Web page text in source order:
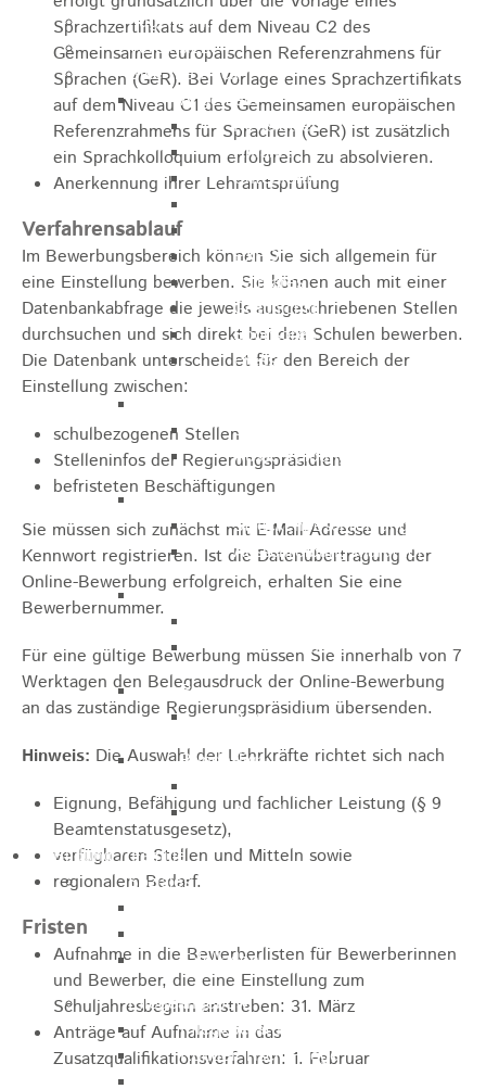
Kugelmarkt
Vereinsleben
Bike the Rock
Allgemein
Newsletter
Anfahrt
Unterkunft
EXPO
Palmares
Geschichte
Sponsoren
Presse
Streckenbeschreibung
Ausschreibung
Marathon
Streckenbeschreibung
Ausschreibung Marathon
Enduro
Ausschreibung
Pumptrack
Ausschreibung
Bundesliga
Ausschreibung
Bildung / Familie
Soziales
Tafelladen
Pflegeangebote
Pflegeberatung
Runder Tisch Pflege
Sprachzertifikats auf dem Niveau C2 des
Gemeinsamen europäischen Referenzrahmens für
Sprachen (GeR). Bei Vorlage eines Sprachzertifikats
auf dem Niveau C1 des Gemeinsamen europäischen
Referenzrahmens für Sprachen (GeR) ist zusätzlich
ein Sprachkolloquium erfolgreich zu absolvieren.
Anerkennung ihrer Lehramtsprüfung
Verfahrensablauf
Im Bewerbungsbereich können Sie sich allgemein für
eine Einstellung bewerben. Sie können auch mit einer
Datenbankabfrage die jeweils ausgeschriebenen Stellen
durchsuchen und sich direkt bei den Schulen bewerben.
Die Datenbank unterscheidet für den Bereich der
Einstellung zwischen:
schulbezogenen Stellen
Stelleninfos der Regierungspräsidien
befristeten Beschäftigungen
Sie müssen sich zunächst mit E-Mail-Adresse und
Kennwort registrieren. Ist die Datenübertragung der
Online-Bewerbung erfolgreich, erhalten Sie eine
Bewerbernummer.
Für eine gültige Bewerbung müssen Sie innerhalb von 7
Werktagen den Belegausdruck der Online-Bewerbung
an das zuständige Regierungspräsidium übersenden.
Hinweis: Die Auswahl der Lehrkräfte richtet sich nach
Eignung, Befähigung und fachlicher Leistung (§ 9
Beamtenstatusgesetz),
verfügbaren Stellen und Mitteln sowie
regionalem Bedarf.
Fristen
Aufnahme in die Bewerberlisten für Bewerberinnen
und Bewerber, die eine Einstellung zum
Schuljahresbeginn anstreben: 31. März
Anträge auf Aufnahme in das
Zusatzqualifikationsverfahren: 1. Februar